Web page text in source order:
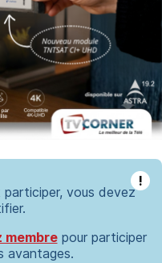
!
participer, vous devez
membrepour participer
avantages.